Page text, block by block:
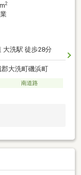
2
大洗駅 徒歩28分
大洗町磯浜町
南道路